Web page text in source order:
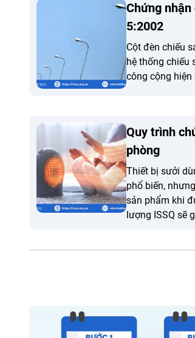
Chứng
5:2002
Cột đèn chiếu
hệ thống chiếu
công cộng hiện
Quy trình
phòng
Thiết bị sưởi
phổ biến,
sản phẩm khi
lượng ISSQ sẽ